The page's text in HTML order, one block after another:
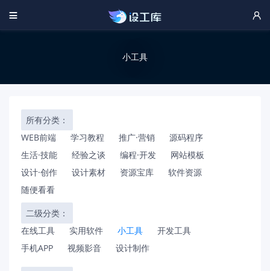
 
小工具
所有分类：
WEB前端
学习教程 推广·营销
源码程序
生活·技能
经验之谈 编程·开发
网站模板
设计·创作
设计素材 资源宝库
软件资源
随便看看
二级分类：
在线工具
实用软件 小工具
开发工具
手机APP
视频影音 设计制作